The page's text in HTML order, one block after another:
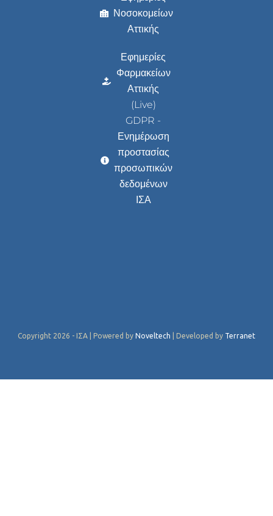
Νοσοκομείων
Αττικής
Εφημερίες
Φαρμακείων
Αττικής
(Live)
GDPR -
Ενημέρωση
προστασίας
προσωπικών
δεδομένων
ΙΣΑ
Copyright 2026 - ΙΣΑ | Powered by Noveltech | Developed by Terranet